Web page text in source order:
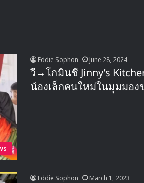
Eddie Sophon June 28, 2024
วี→โกมินชี Jinny’s
น้องเล็กคนใหม่ในมุมมอง
Eddie Sophon March 1, 2023